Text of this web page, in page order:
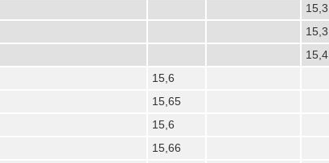
15,3
15,3
15,4
15,6
15,65
15,6
15,66